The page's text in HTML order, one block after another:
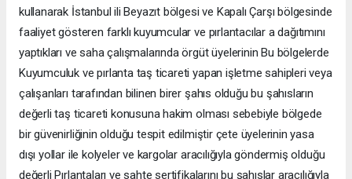
kullanarak İstanbul ili Beyazıt bölgesi ve Kapalı Çarşı bölgesinde
faaliyet gösteren farklı kuyumcular ve pırlantacılar a dağıtımını
yaptıkları ve saha çalışmalarında örgüt üyelerinin Bu bölgelerde
Kuyumculuk ve pırlanta taş ticareti yapan işletme sahipleri veya
çalışanları tarafından bilinen birer şahıs olduğu bu şahısların
değerli taş ticareti konusuna hakim olması sebebiyle bölgede
bir güvenirliğinin olduğu tespit edilmiştir çete üyelerinin yasa
dışı yollar ile kolyeler ve kargolar aracılığıyla göndermiş olduğu
değerli Pırlantaları ve sahte sertifikalarını bu şahıslar aracılığıyla